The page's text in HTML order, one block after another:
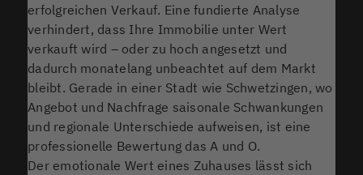
erfolgreichen Verkauf. Eine fundierte Analyse
verhindert, dass Ihre Immobilie unter Wert
verkauft wird – oder zu hoch angesetzt und
dadurch monatelang unbeachtet auf dem Markt
bleibt. Gerade in einer Stadt wie Schwetzingen, wo
Angebot und Nachfrage saisonale Schwankungen
und regionale Unterschiede aufweisen, ist eine
professionelle Bewertung das A und O.
Der emotionale Wert eines Zuhauses lässt sich